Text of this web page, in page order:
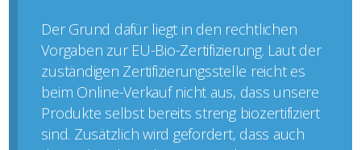
Der Grund dafür liegt in den rechtlichen
Vorgaben zur EU-Bio-Zertifizierung. Laut der
zuständigen Zertifizierungsstelle reicht es
beim Online-Verkauf nicht aus, dass unsere
Produkte selbst bereits streng biozertifiziert
sind. Zusätzlich wird gefordert, dass auch